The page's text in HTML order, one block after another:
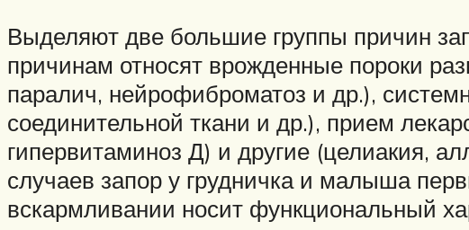
Выделяют две большие группы причин
причинам относят врожденные пороки
паралич, нейрофиброматоз и др.),
соединительной ткани и др.), прием
гипервитаминоз Д) и другие (целиакия,
случаев запор у грудничка и малыша
вскармливании носит функциональный